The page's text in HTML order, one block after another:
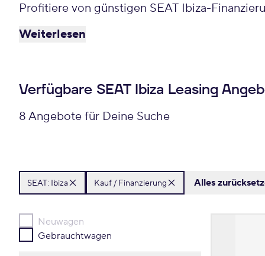
Profitiere von günstigen SEAT Ibiza-
Weiterlesen
Verfügbare SEAT Ibiza Leasing
8 Angebote für Deine Suche
SEAT: Ibiza Kauf / Finanzierung Alles
Neuwagen
Gebrauchtwagen